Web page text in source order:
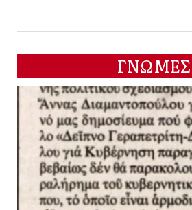
ΓΝΩΜΕΣ